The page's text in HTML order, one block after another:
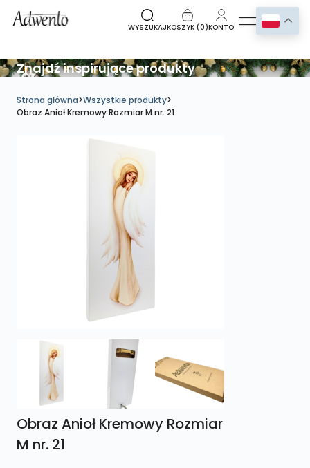
WYSZUKAJKOSZYK (0)KONTO
Znajdź inspirujące produkty
Strona główna>Wszystkie produkty>
Obraz Anioł Kremowy Rozmiar M nr. 21
Obraz Anioł Kremowy Rozmiar
M nr. 21